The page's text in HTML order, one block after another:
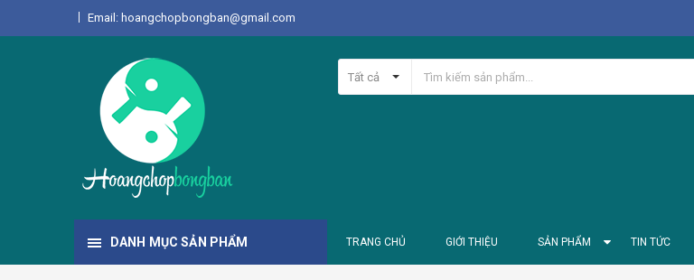
Email: hoangchopbongban@gmail.com
Tất cả
DANH MỤC SẢN PHẨM TRANG CHỦ GIỚI THIỆU SẢN PHẨM TIN TỨC